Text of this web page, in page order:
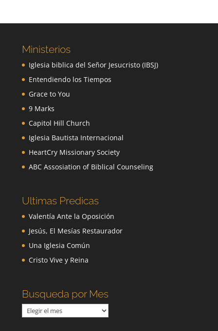
Ministerios
Iglesia biblica del Señor Jesucristo (IBSJ)
Entendiendo los Tiempos
Grace to You
9 Marks
Capitol Hill Church
Iglesia Bautista Internacional
HeartCry Missionary Society
ABC Assosiation of Biblical Counseling
Ultimas Predicas
Valentía Ante la Oposición
Jesús, El Mesías Restaurador
Una Iglesia Común
Cristo Vive y Reina
Busqueda por Mes
Busqueda
por